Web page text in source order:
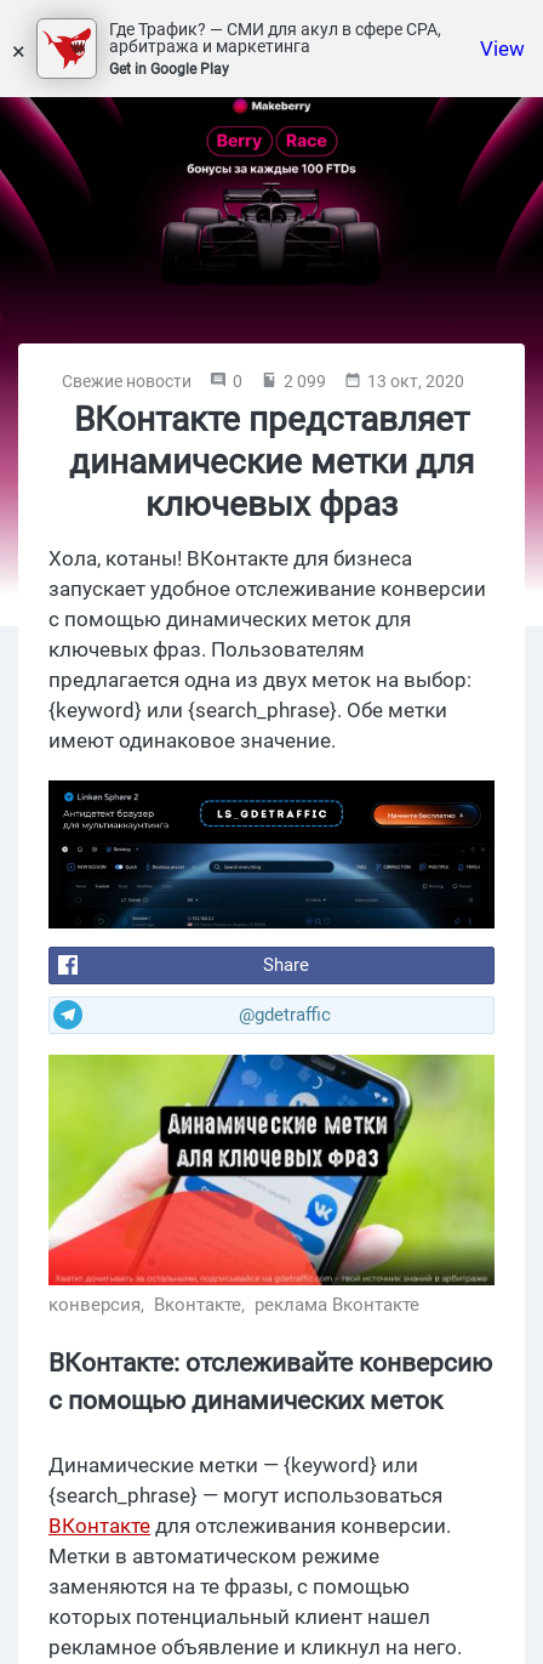
×
Где Трафик? — СМИ для акул в сфере СРА,
арбитража и маркетинга
Get in Google Play
View
Свежие новости 0 2 099 13 окт, 2020
ВКонтакте представляет
динамические метки для
ключевых фраз
Хола, котаны! ВКонтакте для бизнеса
запускает удобное отслеживание конверсии
с помощью динамических меток для
ключевых фраз. Пользователям
предлагается одна из двух меток на выбор:
{keyword} или {search_phrase}. Обе метки
имеют одинаковое значение.
Share
@gdetraffic
конверсия, Вконтакте, реклама Вконтакте
ВКонтакте: отслеживайте конверсию
с помощью динамических меток
Динамические метки — {keyword} или
{search_phrase} — могут использоваться
ВКонтакте для отслеживания конверсии.
Метки в автоматическом режиме
заменяются на те фразы, с помощью
которых потенциальный клиент нашел
рекламное объявление и кликнул на него.